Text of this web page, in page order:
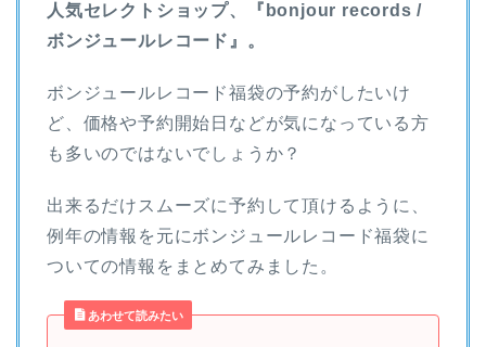
人気セレクトショップ、『bonjour records /
ボンジュールレコード』。
ボンジュールレコード福袋の予約がしたいけ
ど、価格や予約開始日などが気になっている方
も多いのではないでしょうか？
出来るだけスムーズに予約して頂けるように、
例年の情報を元にボンジュールレコード福袋に
ついての情報をまとめてみました。
あわせて読みたい